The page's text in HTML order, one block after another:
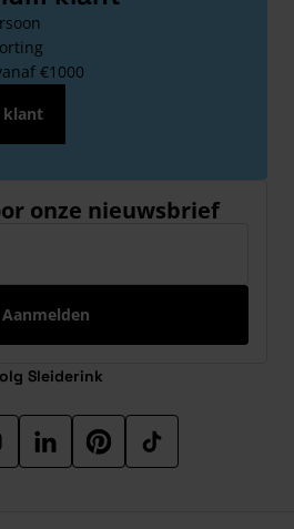
€1000
klant
onze nieuwsbrief
Aanmelden
Sleiderink